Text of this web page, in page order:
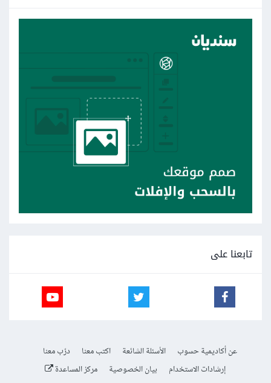
تابعنا على
عن أكاديمية حسوب الأسئلة الشائعة اكتب معنا
درّب معنا
إرشادات الاستخدام
بيان الخصوصية مركز المساعدة